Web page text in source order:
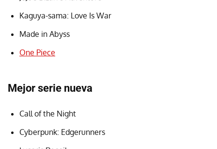
Kaguya-sama: Love Is War
Made in Abyss
One Piece
Mejor serie nueva
Call of the Night
Cyberpunk: Edgerunners